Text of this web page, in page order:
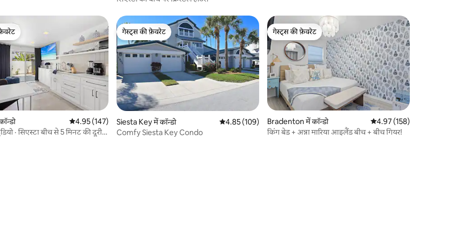
औसत रेटिंग 5 में से 4.95, 147 समीक्षाएँ
4.95 (147)
· सिएस्टा बीच से 5 मिनट की दूरी
गेस्ट्स की फ़ेवरेट
गेस्ट्स की फ़ेवरेट
Siesta Key में कॉन्डो औसत रेटिंग 5 में से 4.85, 109 समीक्षाएँ
4.85 (109)
Comfy Siesta Key Condo
गेस्ट्स की फ़ेवरेट
गेस्ट्स की फ़ेवरेट
Bradenton में कॉन्डो औसत रेटिंग 5 में से 4.97,
4.97 (158)
किंग बेड + अन्ना मारिया आइलैंड बीच + बीच गियर!